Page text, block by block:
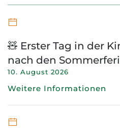
🧸 Erster Tag in der
nach den
10. August 2026
Weitere Informationen